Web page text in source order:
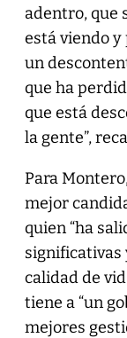
adentro, que
está viendo
un
que ha
que está
la gente”,
Para
mejor
quien “ha
significativas
calidad de
tiene a “un
mejores